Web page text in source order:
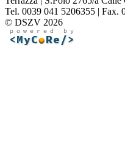
Tel. 0039 041 5206355 | Fax.
© DSZV 2026